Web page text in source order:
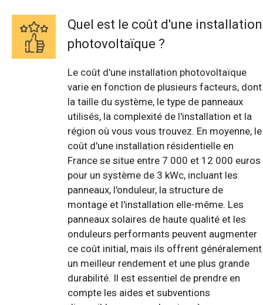
Quel est le coût d'une installation
photovoltaïque ?
Le coût d'une installation photovoltaïque
varie en fonction de plusieurs facteurs, dont
la taille du système, le type de panneaux
utilisés, la complexité de l'installation et la
région où vous vous trouvez. En moyenne, le
coût d'une installation résidentielle en
France se situe entre 7 000 et 12 000 euros
pour un système de 3 kWc, incluant les
panneaux, l'onduleur, la structure de
montage et l'installation elle-même. Les
panneaux solaires de haute qualité et les
onduleurs performants peuvent augmenter
ce coût initial, mais ils offrent généralement
un meilleur rendement et une plus grande
durabilité. Il est essentiel de prendre en
compte les aides et subventions